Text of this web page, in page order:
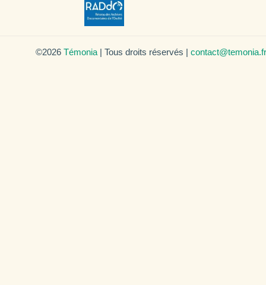
©2026 Témonia | Tous droits réservés | contact@temonia.fr